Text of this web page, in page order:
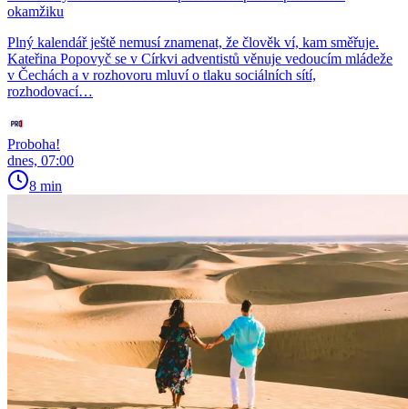
okamžiku
Plný kalendář ještě nemusí znamenat, že člověk ví, kam směřuje.
Kateřina Popovyč se v Církvi adventistů věnuje vedoucím mládeže
v Čechách a v rozhovoru mluví o tlaku sociálních sítí,
rozhodovací…
Proboha!
dnes, 07:00
8 min